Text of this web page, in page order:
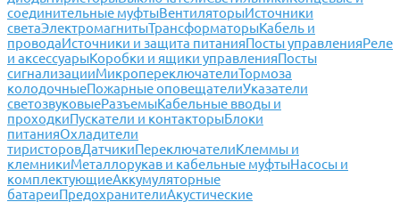
соединительные муфтыВентиляторыИсточники
светаЭлектромагнитыТрансформаторыКабель и
проводаИсточники и защита питанияПосты управленияРеле
и аксессуарыКоробки и ящики управленияПосты
сигнализацииМикропереключателиТормоза
колодочныеПожарные оповещателиУказатели
светозвуковыеРазъемыКабельные вводы и
проходкиПускатели и контакторыБлоки
питанияОхладители
тиристоровДатчикиПереключателиКлеммы и
клемникиМеталлорукав и кабельные муфтыНасосы и
комплектующиеАккумуляторные
батареиПредохранителиАкустические